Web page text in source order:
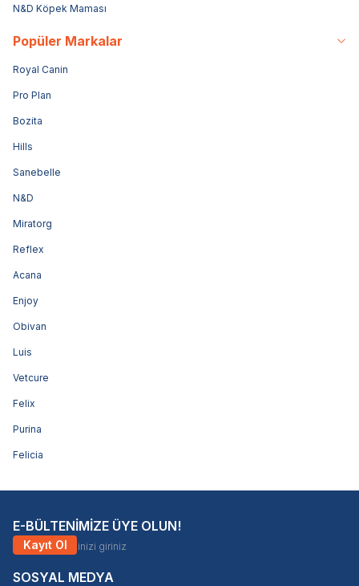
N&D Köpek Maması
Popüler Markalar
Royal Canin
Pro Plan
Bozita
Hills
Sanebelle
N&D
Miratorg
Reflex
Acana
Enjoy
Obivan
Luis
Vetcure
Felix
Purina
Felicia
E-BÜLTENİMİZE ÜYE OLUN!
Kayıt Ol
SOSYAL MEDYA